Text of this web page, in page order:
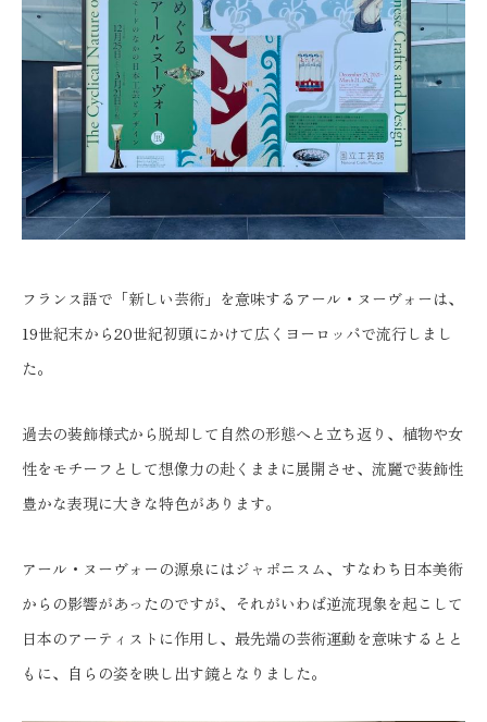
フランス語で「新しい芸術」を意味するアール・ヌーヴォーは、
19世紀末から20世紀初頭にかけて広くヨーロッパで流行しまし
た。
過去の装飾様式から脱却して自然の形態へと立ち返り、植物や女
性をモチーフとして想像力の赴くままに展開させ、流麗で装飾性
豊かな表現に大きな特色があります。
アール・ヌーヴォーの源泉にはジャポニスム、すなわち日本美術
からの影響があったのですが、それがいわば逆流現象を起こして
日本のアーティストに作用し、最先端の芸術運動を意味するとと
もに、自らの姿を映し出す鏡となりました。